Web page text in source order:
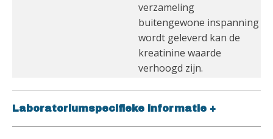
verzameling
buitengewone inspanning
wordt geleverd kan de
kreatinine waarde
verhoogd zijn.
Laboratoriumspecifieke informatie +